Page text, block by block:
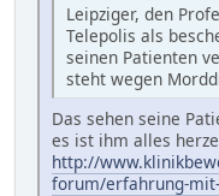
Leipziger, den
Telepolis als
seinen Patienten
steht wegen
Das sehen seine
es ist ihm alles
http://
forum/erfahrung-